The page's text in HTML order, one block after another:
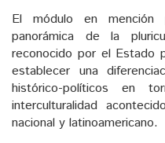
El módulo en
panorámica de la
reconocido por el Estado
establecer una
histórico-políticos en
interculturalidad
nacional y latinoamericano.